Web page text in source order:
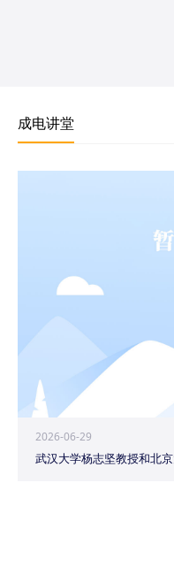
成电讲堂
2026-06-29
武汉大学杨志坚教授和北